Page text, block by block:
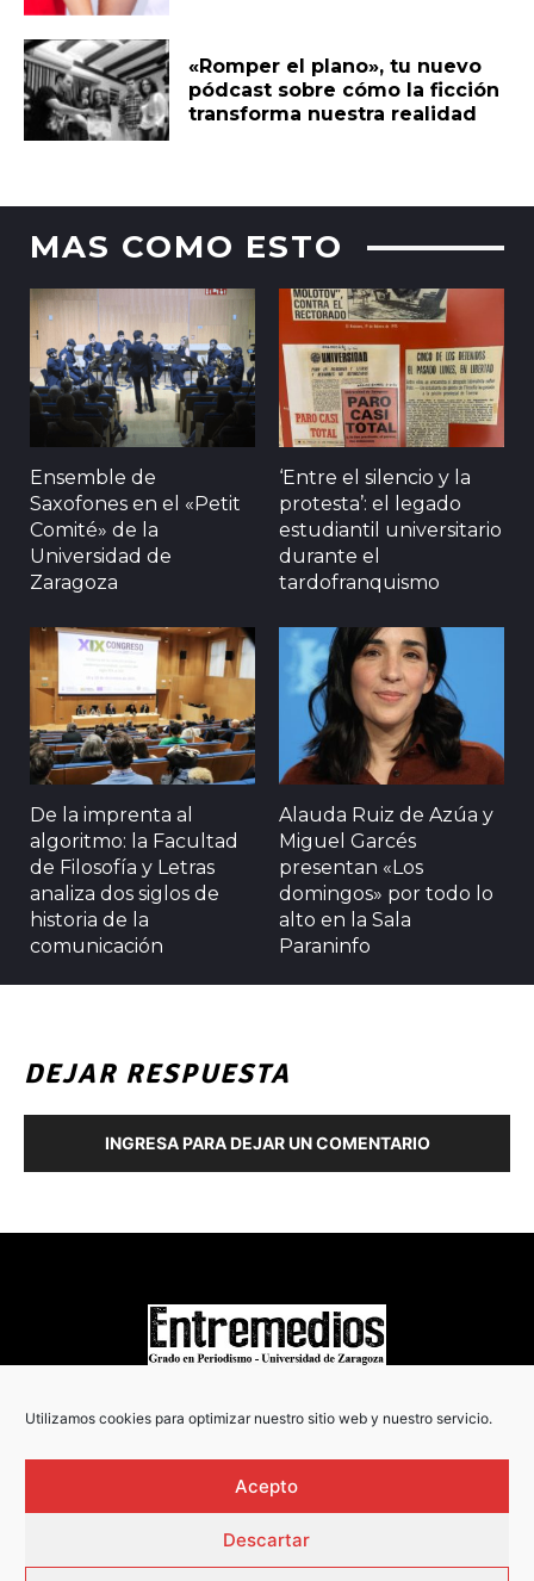
Utilizamos cookies para optimizar nuestro sitio web y nuestro servicio.
Acepto
Descartar
«Romper el plano», tu nuevo
pódcast sobre cómo la ficción
transforma nuestra realidad
MAS COMO ESTO
Ensemble de
Saxofones en el «Petit
Comité» de la
Universidad de
Zaragoza
‘Entre el silencio y la
protesta’: el legado
estudiantil universitario
durante el
tardofranquismo
De la imprenta al
algoritmo: la Facultad
de Filosofía y Letras
analiza dos siglos de
historia de la
comunicación
Alauda Ruiz de Azúa y
Miguel Garcés
presentan «Los
domingos» por todo lo
alto en la Sala
Paraninfo
DEJAR RESPUESTA
INGRESA PARA DEJAR UN COMENTARIO